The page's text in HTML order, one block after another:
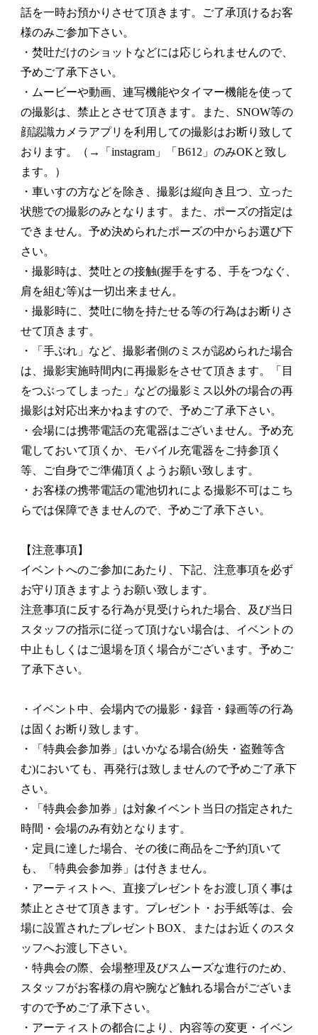
話を一時お預かりさせて頂きます。ご了承頂けるお客
様のみご参加下さい。
・焚吐だけのショットなどには応じられませんので、
予めご了承下さい。
・ムービーや動画、連写機能やタイマー機能を使って
の撮影は、禁止とさせて頂きます。また、SNOW等の
顔認識カメラアプリを利用しての撮影はお断り致して
おります。（→「instagram」「B612」のみOKと致し
ます。）
・車いすの方などを除き、撮影は縦向き且つ、立った
状態での撮影のみとなります。また、ポーズの指定は
できません。予め決められたポーズの中からお選び下
さい。
・撮影時は、焚吐との接触(握手をする、手をつなぐ、
肩を組む等)は一切出来ません。
・撮影時に、焚吐に物を持たせる等の行為はお断りさ
せて頂きます。
・「手ぶれ」など、撮影者側のミスが認められた場合
は、撮影実施時間内に再撮影をさせて頂きます。「目
をつぶってしまった」などの撮影ミス以外の場合の再
撮影は対応出来かねますので、予めご了承下さい。
・会場には携帯電話の充電器はございません。予め充
電しておいて頂くか、モバイル充電器をご持参頂く
等、ご自身でご準備頂くようお願い致します。
・お客様の携帯電話の電池切れによる撮影不可はこち
らでは保障できませんので、予めご了承下さい。
【注意事項】
イベントへのご参加にあたり、下記、注意事項を必ず
お守り頂きますようお願い致します。
注意事項に反する行為が見受けられた場合、及び当日
スタッフの指示に従って頂けない場合は、イベントの
中止もしくはご退場を頂く場合がございます。予めご
了承下さい。
・イベント中、会場内での撮影・録音・録画等の行為
は固くお断り致します。
・「特典会参加券」はいかなる場合(紛失・盗難等含
む)においても、再発行は致しませんので予めご了承下
さい。
・「特典会参加券」は対象イベント当日の指定された
時間・会場のみ有効となります。
・定員に達した場合、その後に商品をご予約頂いて
も、「特典会参加券」は付きません。
・アーティストへ、直接プレゼントをお渡し頂く事は
禁止とさせて頂きます。プレゼント・お手紙等は、会
場に設置されたプレゼントBOX、またはお近くのスタ
ッフへお渡し下さい。
・特典会の際、会場整理及びスムーズな進行のため、
スタッフがお客様の肩や腕など触れる場合がございま
すので予めご了承下さい。
・アーティストの都合により、内容等の変更・イベン